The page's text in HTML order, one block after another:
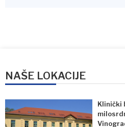
NAŠE LOKACIJE
Klinički